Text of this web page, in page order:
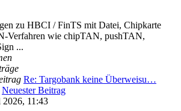
zu HBCI / FinTS mit Datei, Chipkarte
Verfahren wie chipTAN, pushTAN,
...
Re: Targobank keine Überweisu…
Neuester Beitrag
2026, 11:43